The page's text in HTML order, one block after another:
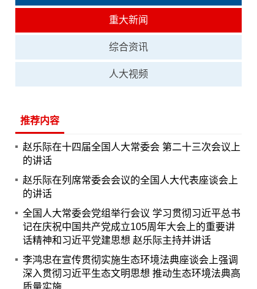
重大新闻
综合资讯
人大视频
推荐内容
赵乐际在十四届全国人大常委会 第二十三次会议上
的讲话
赵乐际在列席常委会会议的全国人大代表座谈会上
的讲话
全国人大常委会党组举行会议 学习贯彻习近平总书
记在庆祝中国共产党成立105周年大会上的重要讲
话精神和习近平党建思想 赵乐际主持并讲话
李鸿忠在宣传贯彻实施生态环境法典座谈会上强调
深入贯彻习近平生态文明思想 推动生态环境法典高